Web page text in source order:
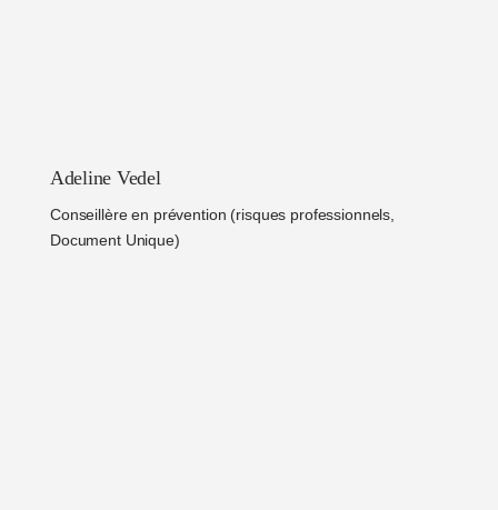
Adeline Vedel
Conseillère en prévention (risques professionnels,
Document Unique)